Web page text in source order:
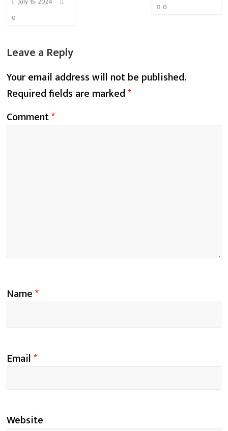
0
0
Leave a Reply
Your email address will not be published.
Required fields are marked*
Comment*
Name*
Email*
Website